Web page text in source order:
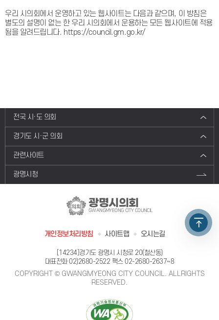
우리 시의회에서 운영하고 있는 웹사이트는 다음과 같으며, 이 방침은
별도의 설명이 없는 한 우리 시의회에서 운용하는 모든 웹사이트에 적용
됨을 알려드립니다. https://council.gm.go.kr/
전국 시·도 의회
경기도 시·군 의회
관련사이트
광명시청
광명시의회
GWANGMYEONG CITY COUNCIL
개인정보처리방침 사이트맵 오시는길
[14234]경기도 광명시 시청로 20(철산동)
대표전화02)2680-2522 팩스 02-2680-2637~8
COPYRIGHT © GWANGMYEONG CITY COUNCIL. ALLRIGHTS
RESERVED.